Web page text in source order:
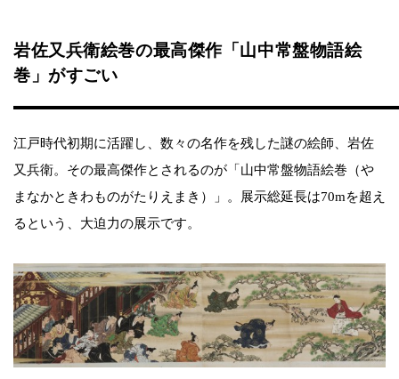
岩佐又兵衛絵巻の最高傑作「山中常盤物語絵
巻」がすごい
江戸時代初期に活躍し、数々の名作を残した謎の絵師、岩佐
又兵衛。その最高傑作とされるのが「山中常盤物語絵巻（や
まなかときわものがたりえまき）」。展示総延長は70mを超え
るという、大迫力の展示です。